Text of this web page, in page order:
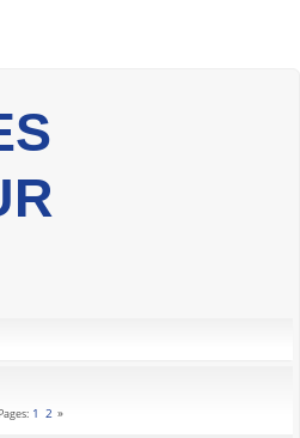
Pages 1 2